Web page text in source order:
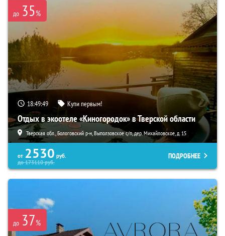
до 35%
18:49:48 Купи первым!
Отдых в экоотеле «Киногородок» в Тверской области
Тверская обл., Бологовский р-н, Выползовское с/п, дер. Михайловское, д. 15
от 2530 руб.
до173110руб.
ПОДРОБНЕЕ
до 37%